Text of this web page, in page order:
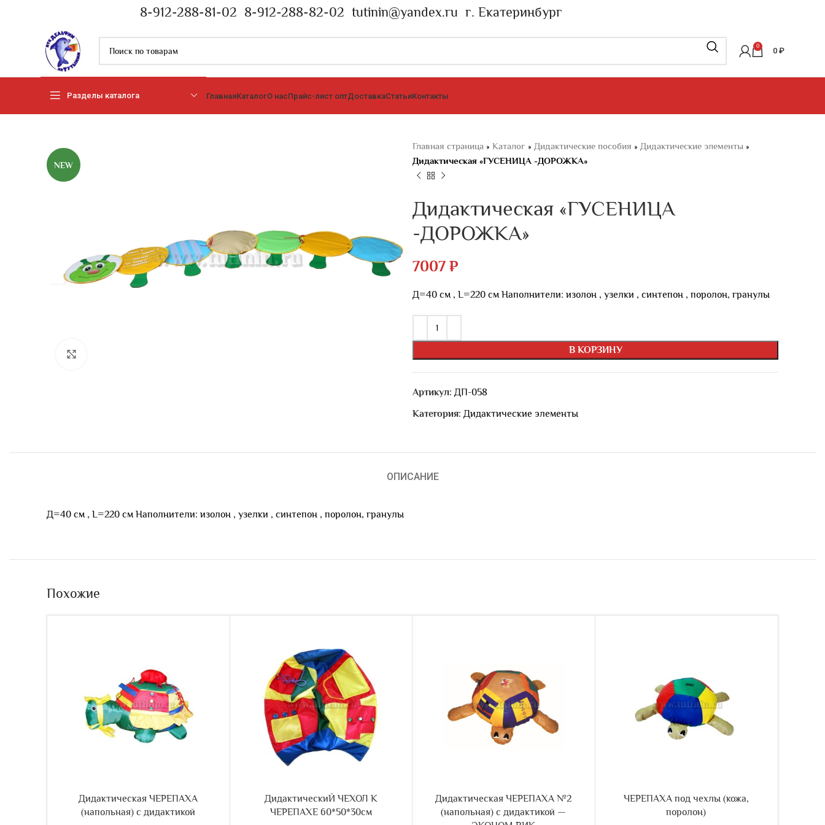
8-912-288-81-02 8-912-288-82-02 tutinin@yandex.ru г. Екатеринбург
0
0 ₽
Разделы каталога ГлавнаяКаталогО насПрайс-лист оптДоставкаСтатьиКонтакты
NEW
Главная страница » Каталог » Дидактические пособия » Дидактические элементы »
Дидактическая «ГУСЕНИЦА -ДОРОЖКА»
Дидактическая «ГУСЕНИЦА
-ДОРОЖКА»
7007 ₽
Д=40 см , L=220 см Наполнители: изолон , узелки , синтепон , поролон, гранулы
В КОРЗИНУ
Артикул: ДП-058
Категория: Дидактические элементы
ОПИСАНИЕ
Д=40 см , L=220 см Наполнители: изолон , узелки , синтепон , поролон, гранулы
Похожие
Дидактическая ЧЕРЕПАХА
(напольная) с дидактикой
ДидактическиЙ ЧЕХОЛ К
ЧЕРЕПАХЕ 60*50*30см
Дидактическая ЧЕРЕПАХА №2
(напольная) с дидактикой —
ЧЕРЕПАХА под чехлы (кожа,
поролон)